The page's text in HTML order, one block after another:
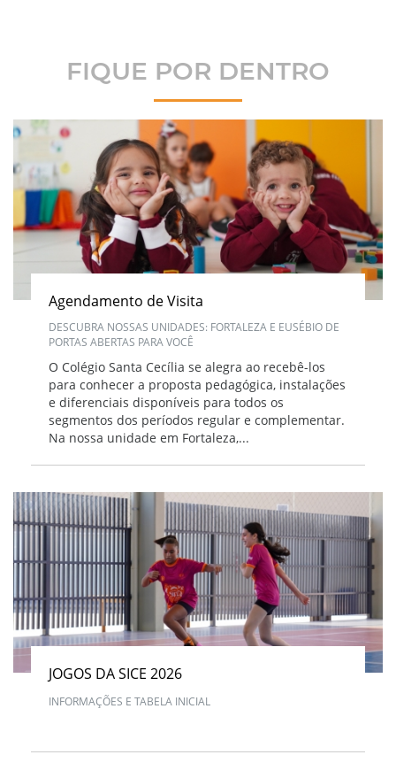
FIQUE POR DENTRO
Agendamento de Visita
DESCUBRA NOSSAS UNIDADES: FORTALEZA E EUSÉBIO DE
PORTAS ABERTAS PARA VOCÊ
O Colégio Santa Cecília se alegra ao recebê-los
para conhecer a proposta pedagógica, instalações
e diferenciais disponíveis para todos os
segmentos dos períodos regular e complementar.
Na nossa unidade em Fortaleza,...
JOGOS DA SICE 2026
INFORMAÇÕES E TABELA INICIAL